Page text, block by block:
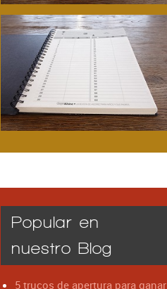
Popular en
nuestro Blog
5 trucos de apertura para ganar